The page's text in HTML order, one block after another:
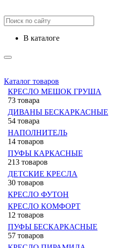
в каталоге
Каталог товаров
КРЕСЛО МЕШОК ГРУША
73 товара
ДИВАНЫ БЕСКАРКАСНЫЕ
54 товара
НАПОЛНИТЕЛЬ
14 товаров
ПУФЫ КАРКАСНЫЕ
213 товаров
ДЕТСКИЕ КРЕСЛА
30 товаров
КРЕСЛО ФУТОН
КРЕСЛО КОМФОРТ
12 товаров
ПУФЫ БЕСКАРКАСНЫЕ
57 товаров